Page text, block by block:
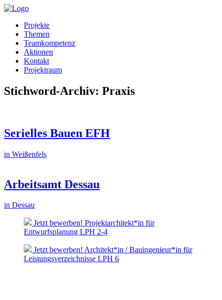
Projekte
Themen
Teamkompetenz
Aktionen
Kontakt
Projektraum
Stichword-Archiv: Praxis
Serielles Bauen EFH
in Weißenfels
Arbeitsamt Dessau
in Dessau
Jetzt bewerben! Projektarchitekt*in für
Entwurfsplanung LPH 2-4
Jetzt bewerben! Architekt*in / Bauingenieur*in für
Leistungsverzeichnisse LPH 6